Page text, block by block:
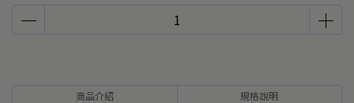
商品介紹 規格說明